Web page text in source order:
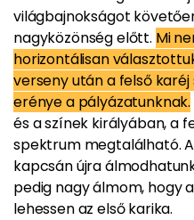
világbajnokságot
nagyközönség előtt. Mi
horizontálisan
verseny után a felső karéj
erénye a pályázatunknak.
és a színek királyában, a
spektrum megtalálható.
kapcsán újra
pedig nagy álmom, hogy
lehessen az első karika.